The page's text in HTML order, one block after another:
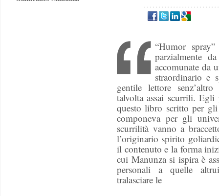
“Humor
parzialmente
accomunate da
straordinario e
gentile lettore
talvolta assai scurrili. Egli
questo libro scritto per
componeva per gli
scurrilità vanno a
l’originario spirito
il contenuto e la forma
cui Manunza si ispira è
personali a quelle
tralasciare le